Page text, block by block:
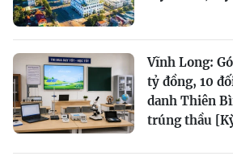
Vĩnh Long:
tỷ đồng, 10
danh Thiên
trúng thầu [Kỳ